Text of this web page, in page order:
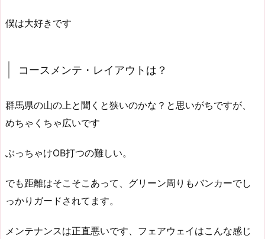
僕は大好きです
コースメンテ・レイアウトは？
群馬県の山の上と聞くと狭いのかな？と思いがちですが、
めちゃくちゃ広いです
ぶっちゃけOB打つの難しい。
でも距離はそこそこあって、グリーン周りもバンカーでし
っかりガードされてます。
メンテナンスは正直悪いです、フェアウェイはこんな感じ